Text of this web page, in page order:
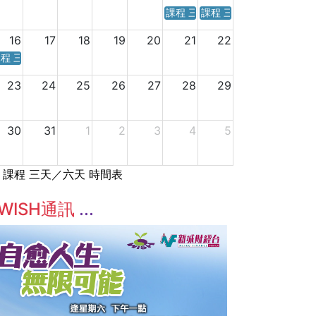
課程 三天／六天 時間表
課程 三天／六天 時間表
16 17 18 19 20 21 22
三天／六天 時間表
23 24 25 26 27 28 29
30 31 1 2 3 4 5
課程 三天／六天 時間表
通訊